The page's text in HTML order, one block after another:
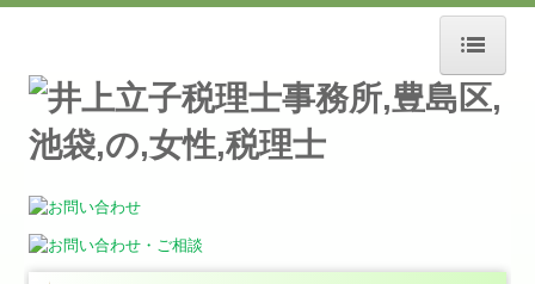
ホーム
事務所紹介
スタッフ募集